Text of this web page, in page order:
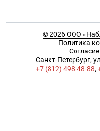
© 2026 ООО
Политика
Cанкт-Петербург,
+7 (812) 498-48-88,